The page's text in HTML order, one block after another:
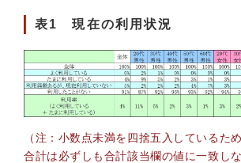
表1 現在の利用状況
（注：小数点未満を四捨五入しているた
合計は必ずしも合計該当欄の値に一致しな